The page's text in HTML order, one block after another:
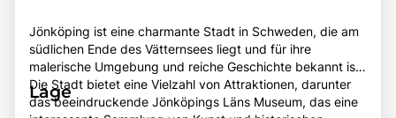
Jönköping ist eine charmante Stadt in Schweden, die am
südlichen Ende des Vätternsees liegt und für ihre
malerische Umgebung und reiche Geschichte bekannt ist.
Die Stadt bietet eine Vielzahl von Attraktionen, darunter
das beeindruckende Jönköpings Läns Museum, das eine
Lage